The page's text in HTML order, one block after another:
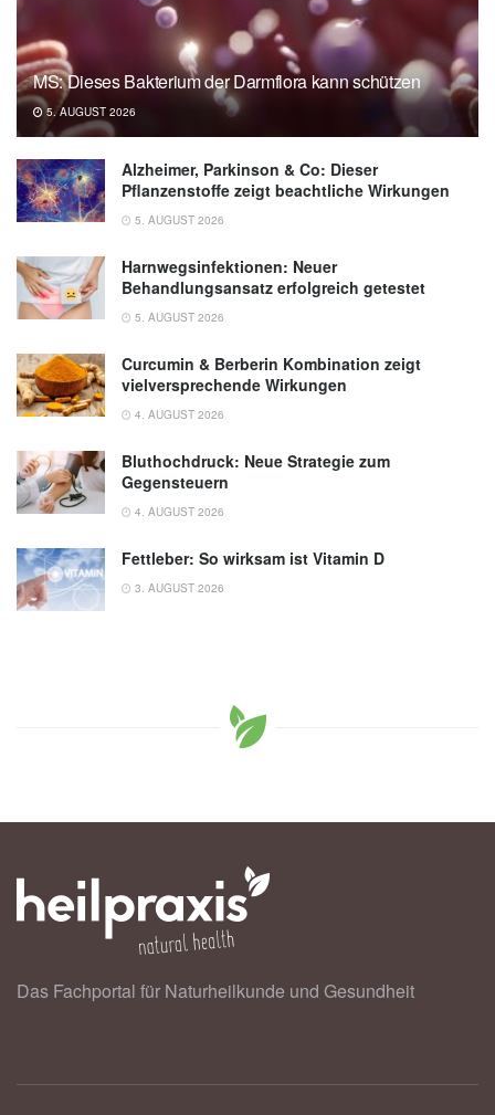
MS: Dieses Bakterium der Darmflora kann schützen
5. AUGUST 2026
Alzheimer, Parkinson & Co: Dieser
Pflanzenstoffe zeigt beachtliche Wirkungen
5. AUGUST 2026
Harnwegsinfektionen: Neuer
Behandlungsansatz erfolgreich getestet
5. AUGUST 2026
Curcumin & Berberin Kombination zeigt
vielversprechende Wirkungen
4. AUGUST 2026
Bluthochdruck: Neue Strategie zum
Gegensteuern
4. AUGUST 2026
Fettleber: So wirksam ist Vitamin D
3. AUGUST 2026
Das Fachportal für Naturheilkunde und Gesundheit